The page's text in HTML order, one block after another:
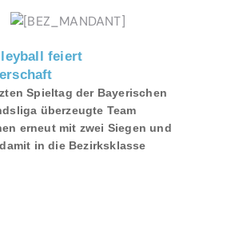
feiert
Spieltag der Bayerischen
überzeugte Team
erneut mit zwei Siegen und
in die Bezirksklasse